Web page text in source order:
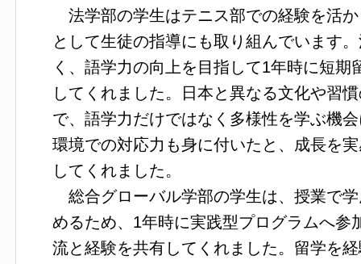
法学部の学生はテニス部での経験を活
として生徒の指導にも取り組んでいます
く、語学力の向上を目指して1年時に短期
してくれました。日本と異なる文化や習
で、語学力だけではなく多様性を学ぶ機
環境での対応力も身に付いたと、成長を
してくれました。
総合グローバル学部の学生は、授業で
めるため、1年時に実践型プログラムへ参
流と経験を共有してくれました。留学を